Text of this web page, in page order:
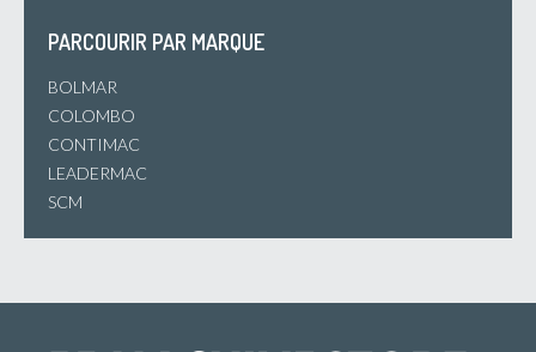
PARCOURIR PAR MARQUE
BOLMAR
COLOMBO
CONTIMAC
LEADERMAC
SCM